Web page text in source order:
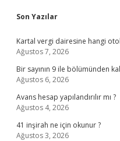
Sidebar
Son Yazılar
Kartal vergi dairesine hangi
Ağustos 7, 2026
Bir sayının 9 ile bölümünden
Ağustos 6, 2026
Avans hesap yapılandırılır mı ?
Ağustos 4, 2026
41 inşirah ne için okunur ?
Ağustos 3, 2026